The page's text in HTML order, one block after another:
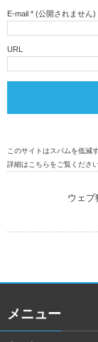
E-mail * (公開されません)
URL
このサイトはスパムを低減
詳細はこちらをご覧くださ
ウェ
メニュー